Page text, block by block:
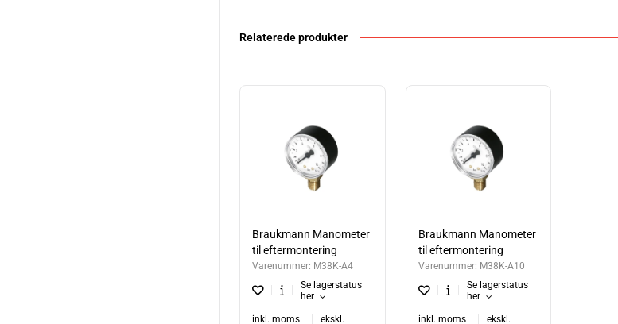
Relaterede produkter
Braukmann Manometer
til eftermontering
Varenummer: M38K-A4
Se lagerstatus
her
inkl. moms
ekskl.
Braukmann Manometer
til eftermontering
Varenummer: M38K-A10
Se lagerstatus
her
inkl. moms
ekskl.